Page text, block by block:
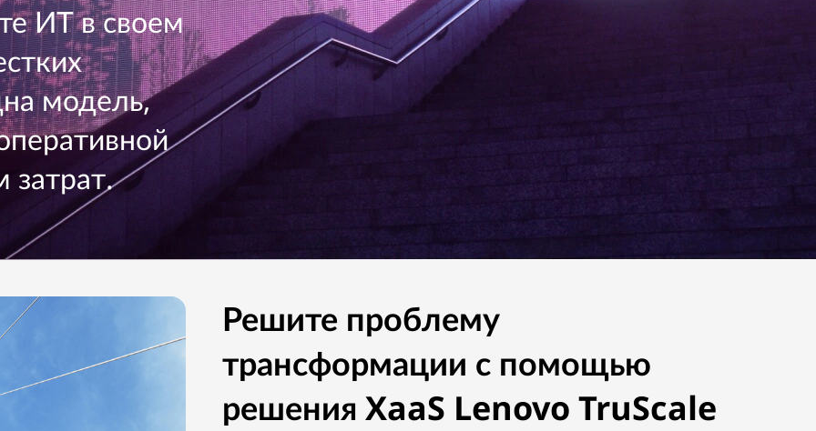
ИТ в своем
модель,
затрат.
Решите проблему
трансформации с помощью
решения XaaS Lenovo TruScale